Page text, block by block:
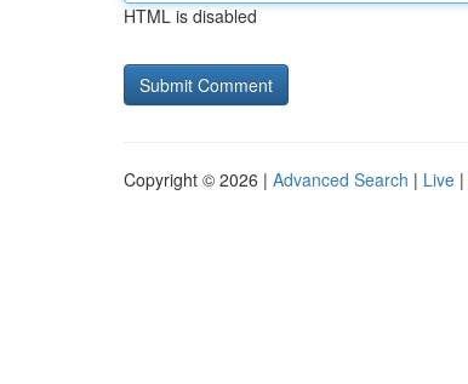
HTML is disabled
Copyright © 2026 | Advanced Search | Live |